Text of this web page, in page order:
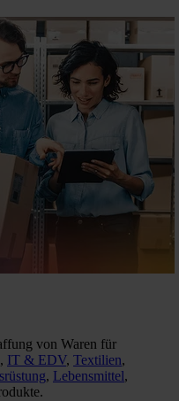
von Waren für
, IT & EDV, Textilien,
, Lebensmittel,